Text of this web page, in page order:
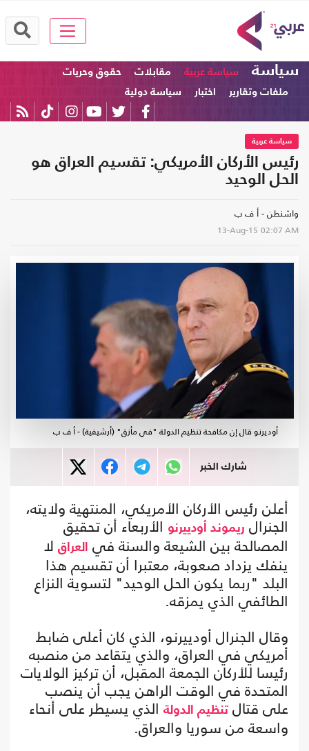
سياسة سياسة عربية مقابلات
حقوق وحريات
ملفات وتقارير
اختبار سياسة دولية
سياسة عربية
رئيس الأركان الأمريكي: تقسيم العراق هو
الحل الوحيد
واشنطن - أ ف ب
13-Aug-15 02:07 AM
أوديرنو قال إن مكافحة تنظيم الدولة "في مأزق" (أرشيفية) - أ ف ب
شارك الخبر
أعلن رئيس الأركان الأمريكي، المنتهية ولايته،
الجنرال ريموند أودييرنو الأربعاء أن تحقيق
المصالحة بين الشيعة والسنة في
العراق لا
ينفك يزداد صعوبة، معتبرا أن تقسيم هذا
البلد "ربما يكون الحل الوحيد" لتسوية النزاع
الطائفي الذي يمزقه.
وقال الجنرال أودييرنو، الذي كان أعلى ضابط
أمريكي في العراق، والذي يتقاعد من منصبه
رئيسا للأركان الجمعة المقبل، أن تركيز الولايات
المتحدة في الوقت الراهن يجب أن ينصب
على قتال تنظيم الدولة الذي يسيطر على أنحاء
واسعة من سوريا والعراق.